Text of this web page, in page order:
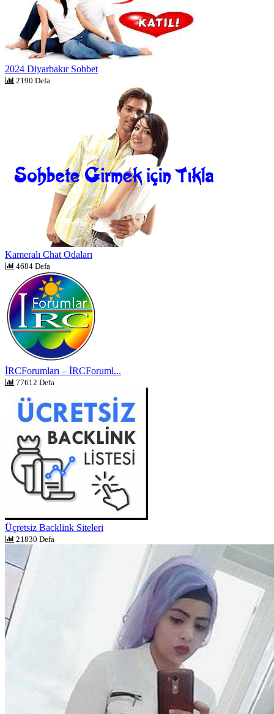
2024 Diyarbakır Sohbet
2190 Defa
Kameralı Chat Odaları
4684 Defa
İRCForumları – İRCForuml...
77612 Defa
Üçretsiz Backlink Siteleri
21830 Defa